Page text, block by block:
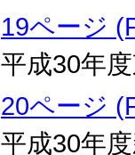
19ページ
平成30年
20ページ
平成30年